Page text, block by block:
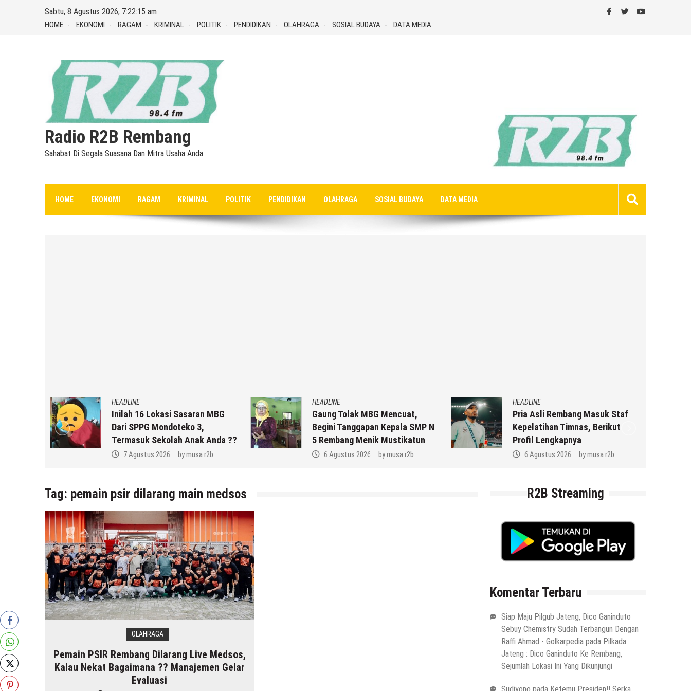
Sabtu, 8 Agustus 2026, 7:22:16 am
HOME EKONOMI RAGAM KRIMINAL POLITIK PENDIDIKAN OLAHRAGA SOSIAL BUDAYA DATA MEDIA
Radio R2B Rembang
Sahabat Di Segala Suasana Dan Mitra Usaha Anda
HOME EKONOMI RAGAM KRIMINAL POLITIK PENDIDIKAN OLAHRAGA SOSIAL BUDAYA DATA MEDIA
HEADLINE
Inilah 16 Lokasi Sasaran MBG
Dari SPPG Mondoteko 3,
Termasuk Sekolah Anak Anda ??
7 Agustus 2026 bymusa r2b
HEADLINE
Gaung Tolak MBG Mencuat,
Begini Tanggapan Kepala SMP N
5 Rembang Menik Mustikatun
6 Agustus 2026 bymusa r2b
HEADLINE
Pria Asli Rembang Masuk Staf
Kepelatihan Timnas, Berikut
Profil Lengkapnya
6 Agustus 2026 bymusa r2b
Tag: pemain psir dilarang main medsos
OLAHRAGA
Pemain PSIR Rembang Dilarang Live Medsos,
Kalau Nekat Bagaimana ?? Manajemen Gelar
Evaluasi
R2B Streaming
Komentar Terbaru
Siap Maju Pilgub Jateng, Dico Ganinduto
Sebuy Chemistry Sudah Terbangun Dengan
Raffi Ahmad - Golkarpedia pada Pilkada
Jateng : Dico Ganinduto Ke Rembang,
Sejumlah Lokasi Ini Yang Dikunjungi